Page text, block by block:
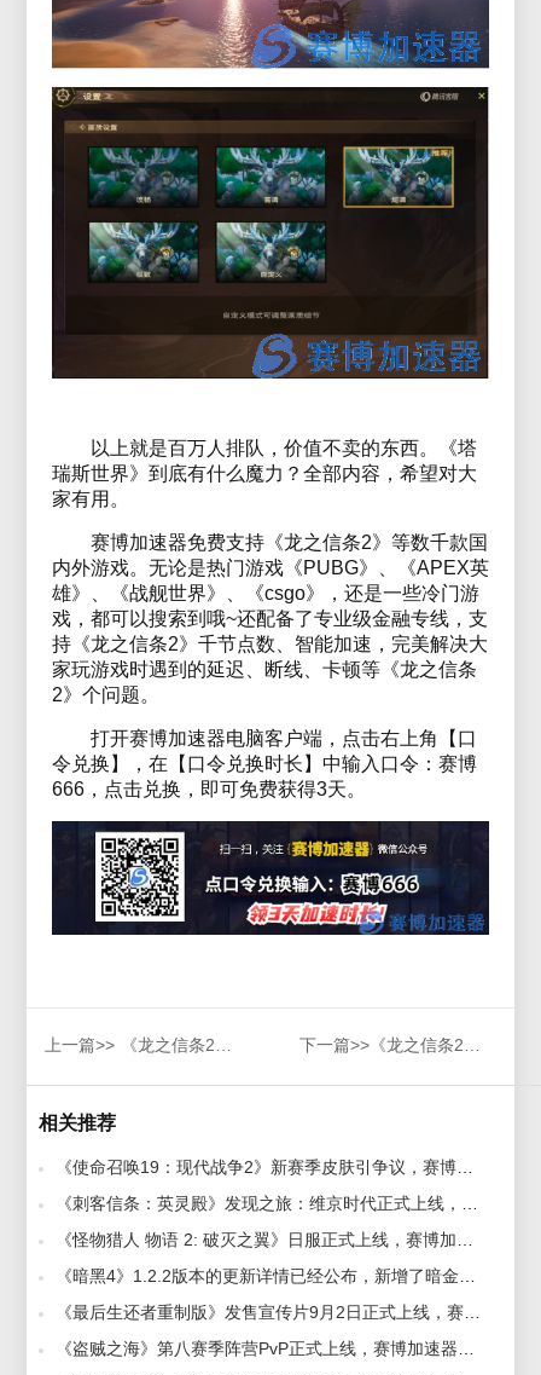
以上就是百万人排队，价值不卖的东西。《塔
瑞斯世界》到底有什么魔力？全部内容，希望对大
家有用。
赛博加速器免费支持《龙之信条2》等数千款国
内外游戏。无论是热门游戏《PUBG》、《APEX英
雄》、《战舰世界》、《csgo》，还是一些冷门游
戏，都可以搜索到哦~还配备了专业级金融专线，支
持《龙之信条2》千节点数、智能加速，完美解决大
家玩游戏时遇到的延迟、断线、卡顿等《龙之信条
2》个问题。
打开赛博加速器电脑客户端，点击右上角【口
令兑换】，在【口令兑换时长】中输入口令：赛博
666，点击兑换，即可免费获得3天。
上一篇>> 《龙之信条2》带来老派游戏的惊奇感！ 下一篇>>《龙之信条2》狂揽300万忠实玩家，官方深情献礼，感谢玩家热情支持！
相关推荐